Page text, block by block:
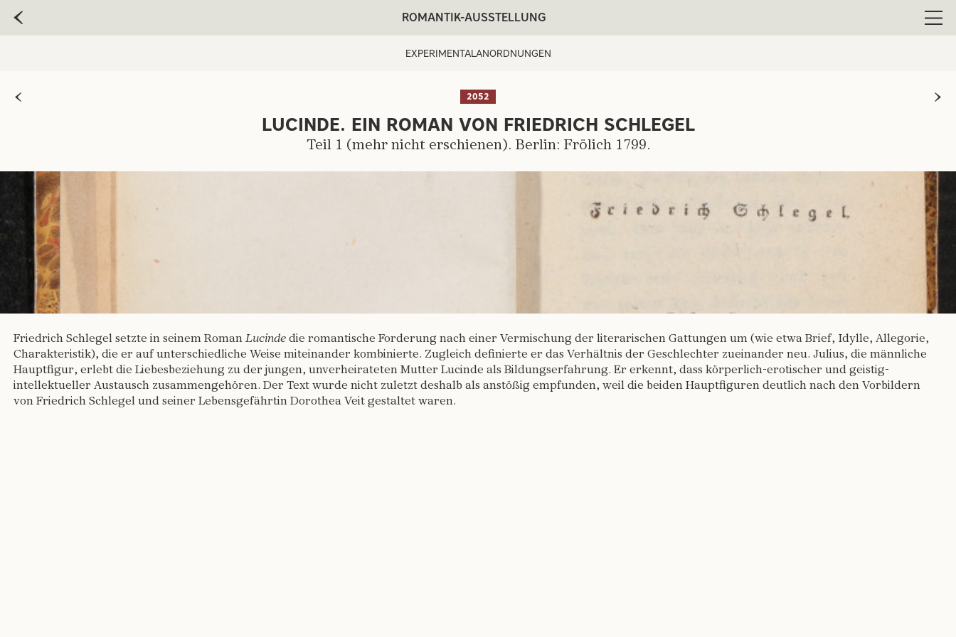
ROMANTIK-AUSSTELLUNG
EXPERIMENTALANORDNUNGEN
2052
ARTIST:
LUCINDE. EIN ROMAN VON FRIEDRICH SCHLEGEL
Teil 1 (mehr nicht erschienen). Berlin: Frölich 1799.
Friedrich Schlegel setzte in seinem Roman Lucinde die romantische Forderung nach einer Vermischung der literarischen Gattungen um (wie etwa Brief, Idylle, Allegorie,
Charakteristik), die er auf unterschiedliche Weise miteinander kombinierte. Zugleich definierte er das Verhältnis der Geschlechter zueinander neu. Julius, die männliche
Hauptfigur, erlebt die Liebesbeziehung zu der jungen, unverheirateten Mutter Lucinde als Bildungserfahrung. Er erkennt, dass körperlich-erotischer und geistig-
intellektueller Austausch zusammengehören. Der Text wurde nicht zuletzt deshalb als anstößig empfunden, weil die beiden Hauptfiguren deutlich nach den Vorbildern
von Friedrich Schlegel und seiner Lebensgefährtin Dorothea Veit gestaltet waren.